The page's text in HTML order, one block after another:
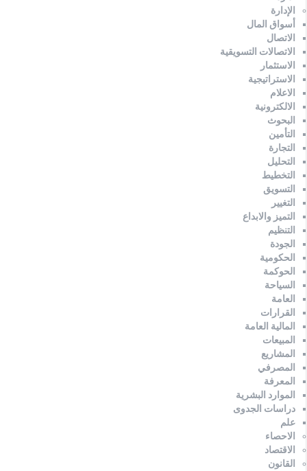
الإدارة
أسواق المال
الاتصال
الاتصالات التسويقية
الاستثمار
الاستراتيجية
الاعلام
الالكترونية
البحوث
التأمين
التجارة
التحليل
التخطيط
التسويق
التغيير
التميز والابداع
التنظيم
الجودة
الحكومية
الحوكمة
السياحة
العامة
القرارات
المالية العامة
المبيعات
المشاريع
المصرفي
المعرفة
الموارد البشرية
دراسات الجدوى
علم
الاحصاء
الاقتصاد
القانون